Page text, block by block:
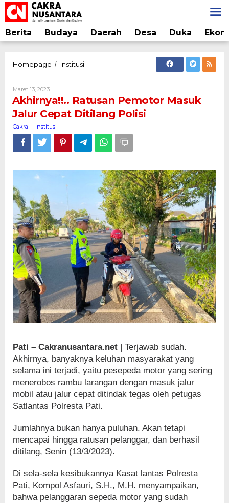
Lewati
ke
konten
Berita Budaya Daerah Desa Duka
Homepage / InstitusiAkhirnya!!..
Jalur
Cepat
Polisi
Maret 13, 2023Oleh
Cakra
Akhirnya!!.. Ratusan Pemotor Masuk
Jalur Cepat Ditilang Polisi
Cakra - Institusi
Pati – Cakranusantara.net | Terjawab sudah.
Akhirnya, banyaknya keluhan masyarakat yang
selama ini terjadi, yaitu pesepeda motor yang sering
menerobos rambu larangan dengan masuk jalur
mobil atau jalur cepat ditindak tegas oleh petugas
Satlantas Polresta Pati.
Jumlahnya bukan hanya puluhan. Akan tetapi
mencapai hingga ratusan pelanggar, dan berhasil
ditilang, Senin (13/3/2023).
Di sela-sela kesibukannya Kasat lantas Polresta
Pati, Kompol Asfauri, S.H., M.H. menyampaikan,
bahwa pelanggaran sepeda motor yang sudah